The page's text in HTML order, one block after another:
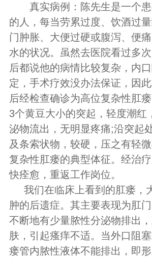
真实病例：陈先生是一个患
的人，每当劳累过度、饮酒过
门肿胀、大便过硬或腹泻、便
水的状况。虽然去医院看过多
后都说他的病情比较复杂，内
定，手术疗效没办法保证，因此
后经检查确诊为高位复杂性肛
3个黄豆大小的突起，轻度潮红
泌物流出，无明显疼痛;沿突起
及条索状物，较硬，压之有轻
复杂性肛瘘的典型体征。经治
快痊愈，重返工作岗位。
我们在临床上看到的肛瘘，
肿的后遗症。其主要表现为肛
不断地有少量脓性分泌物排出
肤，引起瘙痒不适。当外口阻
瘘管内脓性液体不能排出，即